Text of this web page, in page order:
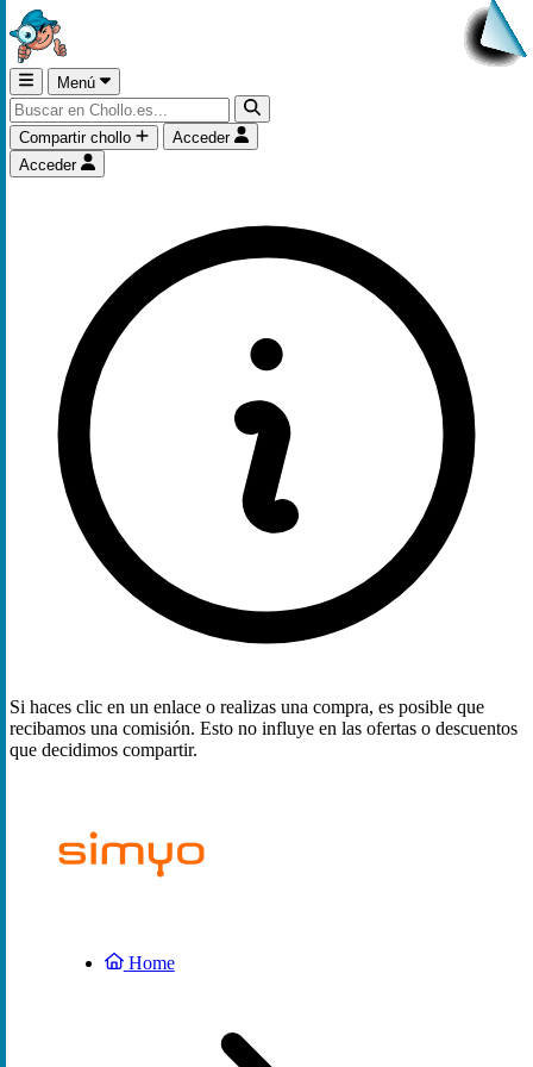
Menú
Compartir chollo
Acceder
Acceder
Si haces clic en un enlace o realizas una compra, es posible que
recibamos una comisión. Esto no influye en las ofertas o descuentos
que decidimos compartir.
Home